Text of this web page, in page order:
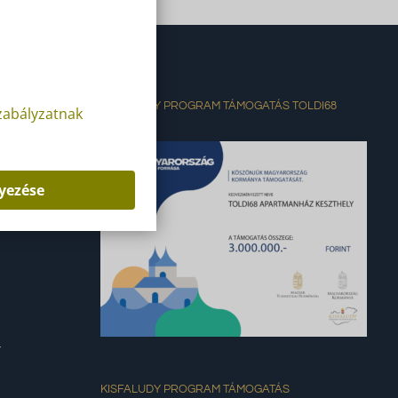
KISFALUDY PROGRAM TÁMOGATÁS TOLDI68
KISFALUDY PROGRAM TÁMOGATÁS